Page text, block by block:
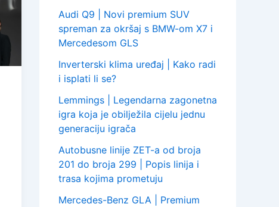
Audi Q9 | Novi premium SUV
spreman za okršaj s BMW-om X7 i
Mercedesom GLS
Inverterski klima uređaj | Kako radi
i isplati li se?
Lemmings | Legendarna zagonetna
igra koja je obilježila cijelu jednu
generaciju igrača
Autobusne linije ZET-a od broja
201 do broja 299 | Popis linija i
trasa kojima prometuju
Mercedes-Benz GLA | Premium